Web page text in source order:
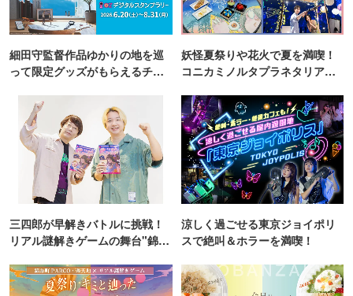
細田守監督作品ゆかりの地を巡
って限定グッズがもらえるチャ
妖怪夏祭りや花火で夏を満喫！
コニカミノルタプラネタリア
三四郎が早解きバトルに挑戦！
リアル謎解きゲームの舞台"錦糸
涼しく過ごせる東京ジョイポリ
スで絶叫＆ホラーを満喫！